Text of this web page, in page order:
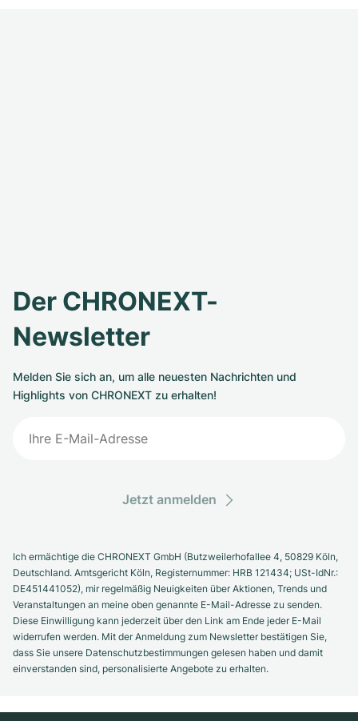
Der CHRONEXT-
Newsletter
Melden Sie sich an, um alle neuesten Nachrichten und
Highlights von CHRONEXT zu erhalten!
Jetzt anmelden
Ich ermächtige die CHRONEXT GmbH (Butzweilerhofallee 4, 50829 Köln,
Deutschland. Amtsgericht Köln, Registernummer: HRB 121434; USt-IdNr.:
DE451441052), mir regelmäßig Neuigkeiten über Aktionen, Trends und
Veranstaltungen an meine oben genannte E-Mail-Adresse zu senden.
Diese Einwilligung kann jederzeit über den Link am Ende jeder E-Mail
widerrufen werden. Mit der Anmeldung zum Newsletter bestätigen Sie,
dass Sie unsere Datenschutzbestimmungen gelesen haben und damit
einverstanden sind, personalisierte Angebote zu erhalten.